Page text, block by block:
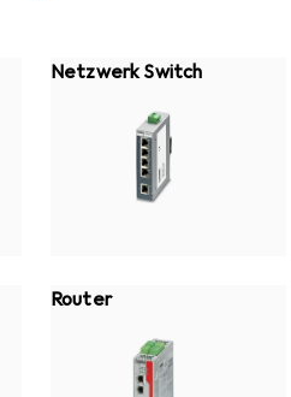
Netzwerk Switch
Router